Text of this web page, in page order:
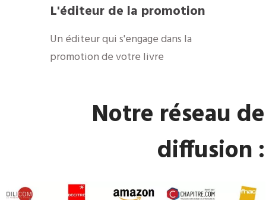
​L'éditeur de la promotion
​Un éditeur qui s'engage dans la
promotion de votre livre
​Notre réseau de
diffusion :